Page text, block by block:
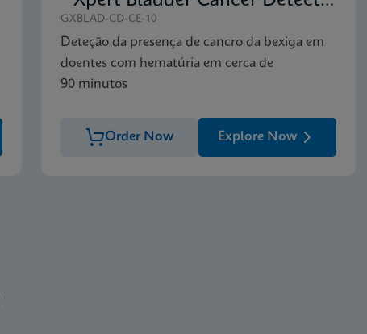
GXBLAD-CD-CE-10
Deteção da presença de cancro da bexiga em
doentes com hematúria em cerca de
90 minutos
Order Now Explore Now